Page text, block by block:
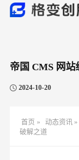
帝国 CMS 网
2024-10-20
首页 » 动态资讯 »
破解之道